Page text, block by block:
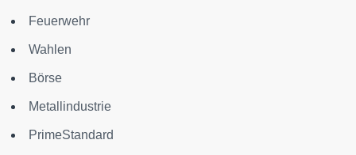
Feuerwehr
Wahlen
Börse
Metallindustrie
PrimeStandard